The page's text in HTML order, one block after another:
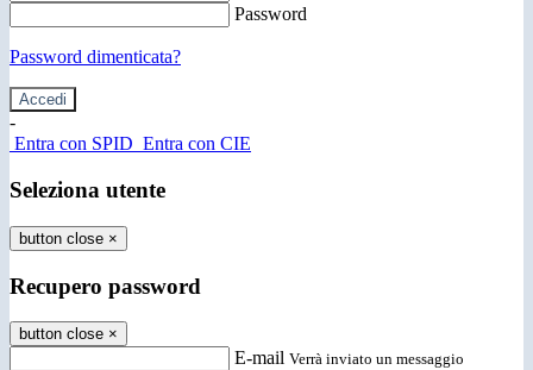
Password
Password dimenticata?
-
Entra con SPID Entra con CIE
Seleziona utente
button close ×
Recupero password
button close ×
E-mail Verrà inviato un messaggio